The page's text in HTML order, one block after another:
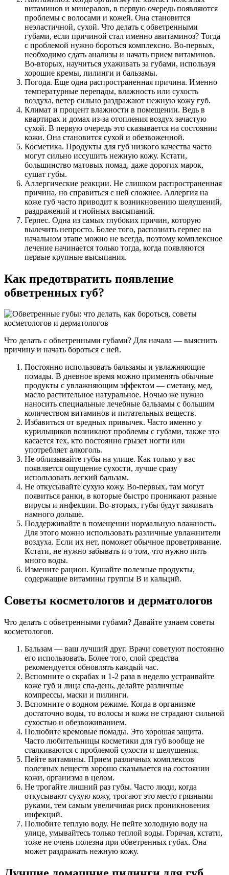
витаминов и минералов, в первую очередь появляются
проблемы с волосами и кожей. Она становится
неэластичной, сухой. Что делать с обветренными
губами, если причиной стал именно авитаминоз? Тогда
с проблемой нужно бороться комплексно. Во-первых,
необходимо сдать анализы и начать прием витаминов.
Во-вторых, научиться ухаживать за губами, используя
хорошие кремы, пилинги и бальзамы.
Погода. Еще одна распространенная причина. Именно
температурные перепады, влажность или сухость
воздуха, ветер сильно раздражают нежную кожу губ.
Климат и процент влажности в помещении. Ведь в
квартирах и домах из-за отопления воздух зачастую
сухой. В первую очередь это сказывается на состоянии
кожи. Она становится сухой и обезвоженной.
Косметика. Продукты для губ низкого качества часто
могут сильно иссушить нежную кожу. Кстати,
большинство матовых помад, даже дорогих марок,
сушат губы.
Аллергические реакции. Не слишком распространенная
причина, но справиться с ней сложнее. Аллергия на
коже губ часто приводит к возникновению шелушений,
раздражений и гнойных высыпаний.
Герпес. Одна из самых глубоких причин, которую
вылечить непросто. Более того, распознать герпес на
начальном этапе можно не всегда, поэтому комплексное
лечение начинается только тогда, когда появляются
первые крупные высыпания.
Как предотвратить появление
обветренных губ?
Что делать с обветренными губами? Для начала — выяснить
причину и начать бороться с ней.
Постоянно использовать бальзамы и увлажняющие
помады. В дневное время можно применять обычные
продукты с увлажняющим эффектом — сметану, мед,
масло растительное натуральное. Ночью же нужно
наносить специальные лечебные бальзамы с большим
количеством витаминов и питательных веществ.
Избавиться от вредных привычек. Часто именно у
курильщиков возникают проблемы с губами, также это
касается тех, кто постоянно грызет ногти или
употребляет алкоголь.
Не облизывайте губы на улице. Как только у вас
появляется ощущение сухости, лучше сразу
использовать легкий бальзам.
Не откусывайте сухую кожу. Во-первых, там могут
появиться ранки, в которые быстро проникают разные
вирусы и инфекции. Во-вторых, губы будут заживать
намного дольше.
Поддерживайте в помещении нормальную влажность.
Для этого можно использовать различные увлажнители
воздуха. Если их нет, поможет обычное проветривание.
Кстати, не нужно забывать и о том, что нужно пить
много воды.
Измените рацион. Кушайте полезные продукты,
содержащие витамины группы B и кальций.
Советы косметологов и дерматологов
Что делать с обветренными губами? Давайте узнаем советы
косметологов.
Бальзам — ваш лучший друг. Врачи советуют постоянно
его использовать. Более того, слой средства
рекомендуется обновлять каждый час.
Вспомните о скрабах и 1-2 раза в неделю устраивайте
коже губ и лица спа-день, делайте различные
компрессы, маски и пилинги.
Вспомните о водном режиме. Когда в организме
достаточно воды, то волосы и кожа не страдают сильной
сухостью и обезвоживанием.
Полюбите кремовые помады. Это хорошая защита.
Часто любительницы косметики для губ вообще не
сталкиваются с проблемой сухости и шелушения.
Пейте витамины. Прием различных комплексов
полезных веществ хорошо сказывается на состоянии
кожи, организма в целом.
Не трогайте лишний раз губы. Часто люди, когда
откусывают сухую кожу, трогают это место грязными
руками, тем самым увеличивая риск проникновения
инфекций.
Полюбите теплую воду. Не пейте холодную воду на
улице, умывайтесь только теплой воды. Горячая, кстати,
тоже не очень полезна при обветренных губах. Она
может раздражать нежную кожу.